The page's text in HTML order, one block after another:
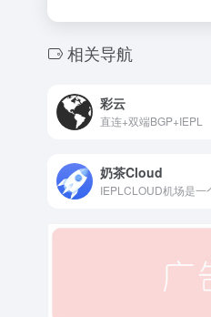
相关导航
彩云
直连+双端BGP+IEPL
奶茶Cloud